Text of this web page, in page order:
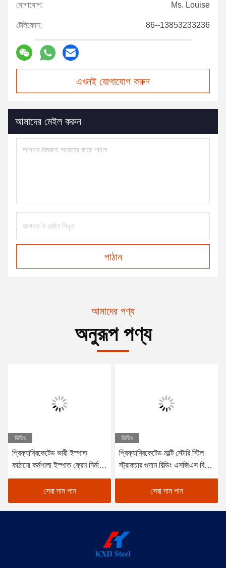
যোগাযোগ: Ms. Louise
টেলিফোন: 86--13853233236
এখনই যোগাযোগ করুন
আমাদের মেইল করুন
পাঠান
আমাদের পণ্য
অনুরূপ পণ্য
ভিডিও
প্রিফ্যাব্রিকেটেড ভারী ইস্পাত
কাঠামো কর্মশালা ইস্পাত ফ্রেম নির্মাণ
স্টোরেজ শ্যাড
সেরা দাম পান
ভিডিও
প্রিফ্যাব্রিকেটেড মাল্টি স্টোরি স্টিল
স্ট্রাকচার গুদাম বিল্ডিং এসজিএস বিভি
সিই অনুমোদিত
সেরা দাম পান